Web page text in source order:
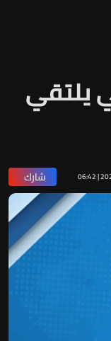
يلتقي
شارك